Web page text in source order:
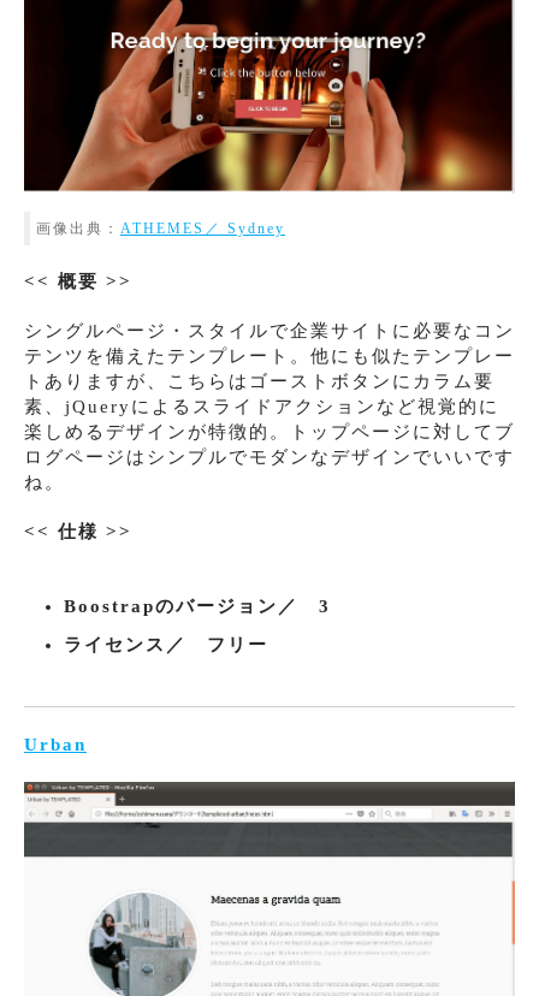
画像出典： ATHEMES／ Sydney
<< 概要 >>
シングルページ・スタイルで企業サイトに必要なコン
テンツを備えたテンプレート。他にも似たテンプレー
トありますが、こちらはゴーストボタンにカラム要
素、jQueryによるスライドアクションなど視覚的に
楽しめるデザインが特徴的。トップページに対してブ
ログページはシンプルでモダンなデザインでいいです
ね。
<< 仕様 >>
Boostrapのバージョン／ 3
ライセンス／ フリー
Urban